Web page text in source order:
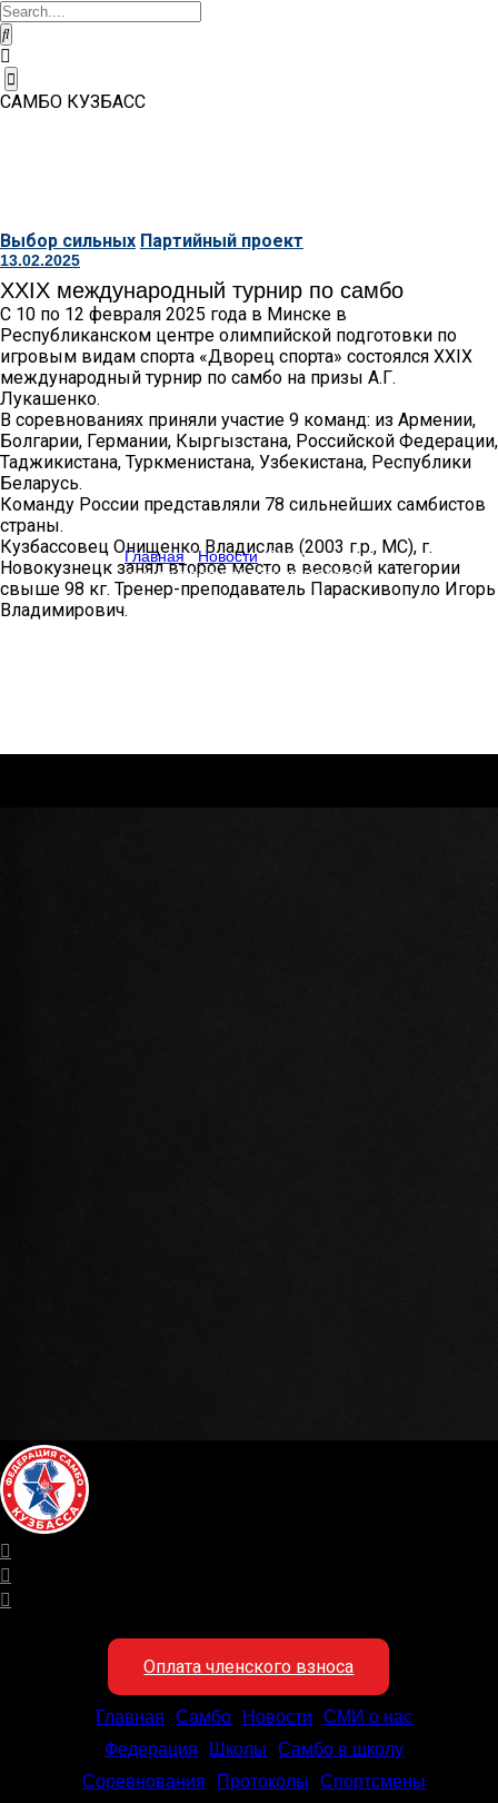
Skip
to
Главная/Новости/XXIX
международный турнир по самбо
▼
о
школу
САМБО КУЗБАСС
Выбор сильных Партийный проект
13.02.2025
XXIX международный турнир по самбо
С 10 по 12 февраля 2025 года в Минске в
Республиканском центре олимпийской подготовки по
игровым видам спорта «Дворец спорта» состоялся XXIX
международный турнир по самбо на призы А.Г.
Лукашенко.
В соревнованиях приняли участие 9 команд: из Армении,
Болгарии, Германии, Кыргызстана, Российской Федерации,
Таджикистана, Туркменистана, Узбекистана, Республики
Беларусь.
Команду России представляли 78 сильнейших самбистов
страны.
Кузбассовец Онищенко Владислав (2003 г.р., МС), г.
Новокузнецк занял второе место в весовой категории
свыше 98 кг. Тренер-преподаватель Параскивопуло Игорь
Владимирович.
Оплата членского взноса
Главная Самбо Новости
СМИ о нас
Федерация
Школы
Самбо в школу
Соревнования
Протоколы
Спортсмены